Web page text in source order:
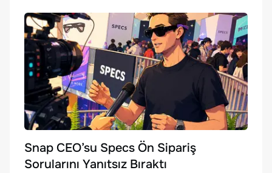
Snap CEO’su Specs Ön Sipariş
Sorularını Yanıtsız Bıraktı